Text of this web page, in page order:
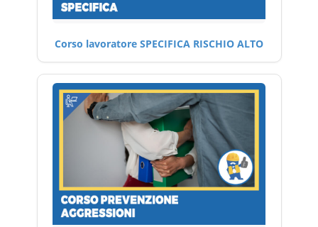
Corso lavoratore SPECIFICA RISCHIO ALTO